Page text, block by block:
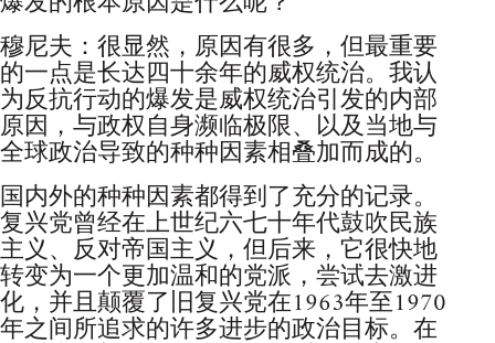
穆尼夫：很显然，原因有很多，但最重要
的一点是长达四十余年的威权统治。我认
为反抗行动的爆发是威权统治引发的内部
原因，与政权自身濒临极限、以及当地与
全球政治导致的种种因素相叠加而成的。
国内外的种种因素都得到了充分的记录。
复兴党曾经在上世纪六七十年代鼓吹民族
主义、反对帝国主义，但后来，它很快地
转变为一个更加温和的党派，尝试去激进
化，并且颠覆了旧复兴党在1963年至1970
年之间所追求的许多进步的政治目标。在